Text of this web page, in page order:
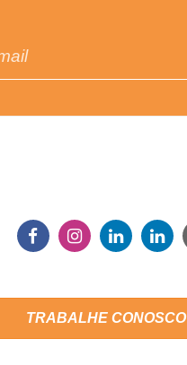
TRABALHE CONOSCO